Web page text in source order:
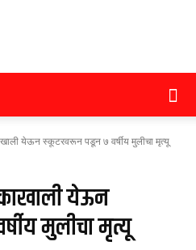
पुणे
बुलेटिन
न्यूज
येऊन स्कूटरवरून पडून ७ वर्षीय मुलीचा मृत्यू
येऊन
मुलीचा मृत्यू